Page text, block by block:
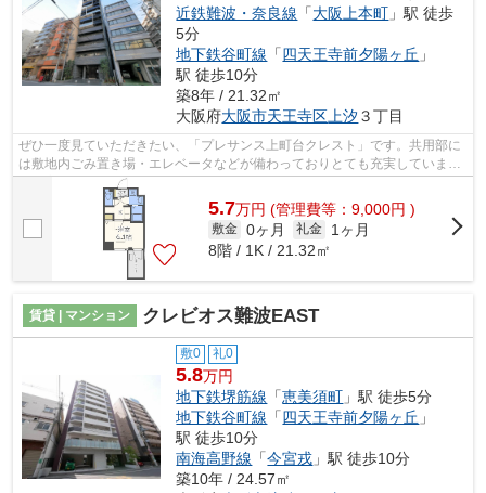
近鉄難波・奈良線 「大阪上本町 」駅 徒歩
5分
地下鉄谷町線 「四天王寺前夕陽ヶ丘 」
駅 徒歩10分
築8年 / 21.32㎡
大阪府大阪市天王寺区 上汐３丁目
ぜひ一度見ていただきたい、「プレサンス上町台クレスト」です。共用部に
は敷地内ごみ置き場・エレベータなどが備わっておりとても充実していま
す。高ニーズな駅近の物件で、徒歩5分で...
5.7万円 (管理費等：9,000円 )
敷金 0ヶ月 礼金
1ヶ月
8階 / 1K / 21.32㎡
賃貸 | マンション クレビオス難波EAST
敷0 礼0
5.8万円
地下鉄堺筋線 「恵美須町 」駅 徒歩5分
地下鉄谷町線 「四天王寺前夕陽ヶ丘 」
駅 徒歩10分
南海高野線 「今宮戎 」駅 徒歩10分
築10年 / 24.57㎡